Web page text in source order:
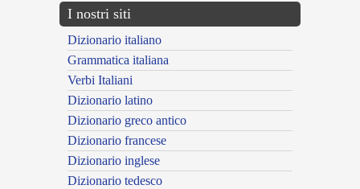
I nostri siti
Dizionario italiano
Grammatica italiana
Verbi Italiani
Dizionario latino
Dizionario greco antico
Dizionario francese
Dizionario inglese
Dizionario tedesco